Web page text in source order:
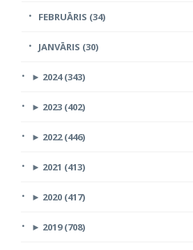
FEBRUĀRIS (34)
JANVĀRIS (30)
► 2024 (343)
► 2023 (402)
► 2022 (446)
► 2021 (413)
► 2020 (417)
► 2019 (708)